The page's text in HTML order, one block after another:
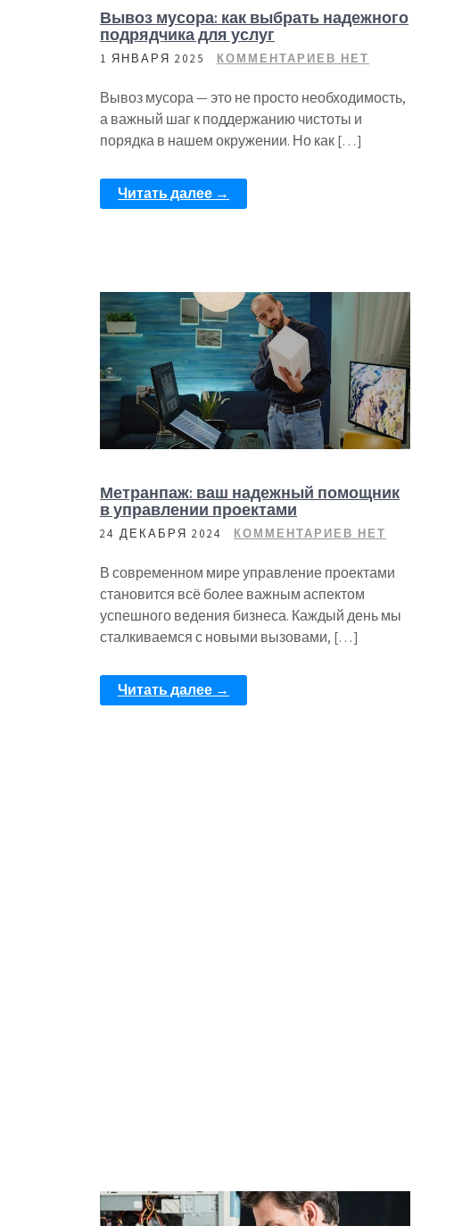
Вывоз мусора: как выбрать надежного
подрядчика для услуг
1 ЯНВАРЯ 2025 КОММЕНТАРИЕВ НЕТ
Вывоз мусора — это не просто необходимость,
а важный шаг к поддержанию чистоты и
порядка в нашем окружении. Но как […]
Читать далее →
Метранпаж: ваш надежный помощник
в управлении проектами
24 ДЕКАБРЯ 2024 КОММЕНТАРИЕВ НЕТ
В современном мире управление проектами
становится всё более важным аспектом
успешного ведения бизнеса. Каждый день мы
сталкиваемся с новыми вызовами, […]
Читать далее →